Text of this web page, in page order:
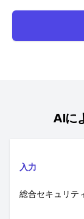
AIに
入力
総合セキュリテ